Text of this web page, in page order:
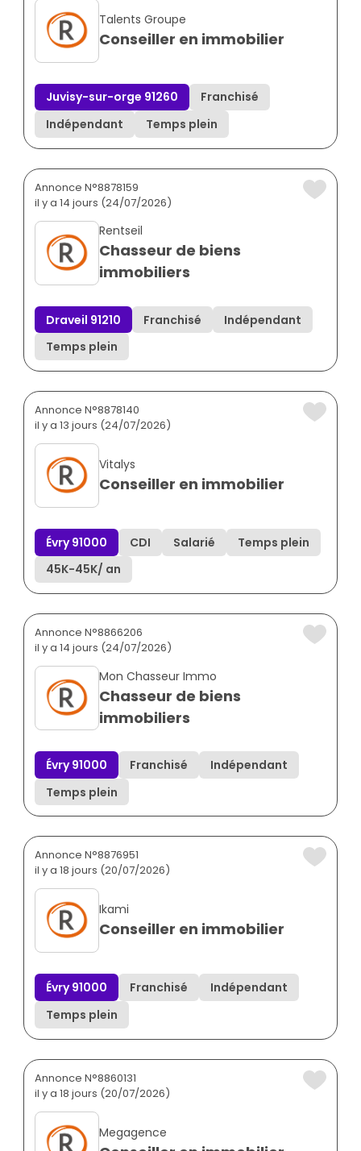
Talents Groupe
Conseiller en immobilier
Juvisy-sur-orge 91260
Franchisé
Indépendant
Temps plein
Annonce N°8878159
il y a 14 jours (24/07/2026)
Rentseil
Chasseur de biens
immobiliers
Draveil 91210 Franchisé
Indépendant
Temps plein
Annonce N°8878140
il y a 13 jours (24/07/2026)
Vitalys
Conseiller en immobilier
Évry 91000 CDI Salarié
Temps plein
45K-45K/ an
Annonce N°8866206
il y a 14 jours (24/07/2026)
Mon Chasseur Immo
Chasseur de biens
immobiliers
Évry 91000 Franchisé
Indépendant
Temps plein
Annonce N°8876951
il y a 18 jours (20/07/2026)
Ikami
Conseiller en immobilier
Évry 91000 Franchisé
Indépendant
Temps plein
Annonce N°8860131
il y a 18 jours (20/07/2026)
Megagence